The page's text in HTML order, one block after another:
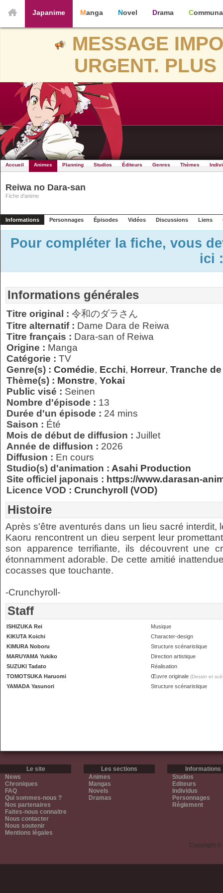
Japanime Manga Novel Drama
MESSAGE
URGENT.
Accueil Animes Planning Studios Éditeurs Genres Thèmes
Reiwa no Dara-san
Fiche d'anime
Informations Personnages Épisodes Vidéos Discussions Liens
Pour compléter la fiche, vous
ici
Informations générales
Titre original : 令和のダラさん
Titre alternatif : Dame Dara de Reiwa
Titre français : Dara-san of Reiwa
Origine : Manga
Catégorie : TV
Genre(s) : Comédie, Ecchi, Horreur, Tranche
Thème(s) : Monstre, Yokai
Public visé : Seinen
Nombre d'épisode : 13
Durée d'un épisode : 24 mins
Saison : Été
Mois de début de diffusion : Juillet
Année de diffusion : 2026
Diffusion : En cours
Studio(s) d'animation : Asahi Production
Site officiel japonais : https://www.darasan-
Licence VOD : Crunchyroll (VOD)
Histoire
Après s'être aventurés dans un lieu sacré
Kaoru rencontrent un dieu serpent leur
son apparence terrifiante, ils découvrent une
étonnamment adorable. De cette amitié
cocasses que touchante.
-Crunchyroll-
Staff
ISHIZUKA Rei
Musique
KIKUTA Koichi
Character-design
KIMURA Noboru
Structure scénaristique
MARUYAMA Yukiko
Direction artistique
SUZUKI Tadato
Réalisation
TOMOTSUKA Haruomi
Œuvre originale (Dessin et
YAMADA Yasunori Structure scénaristique
Le site
News
Chroniques
FAQ
Qui sommes-nous ?
Nos partenaires
Faites-nous connaitre
Nous contacter
Nous soutenir
Mentions légales
Les sections
Animes
Mangas
Novels
Dramas
Informations
Studios
Editeurs
Individus
Personnages
Règlement
Copyright ©